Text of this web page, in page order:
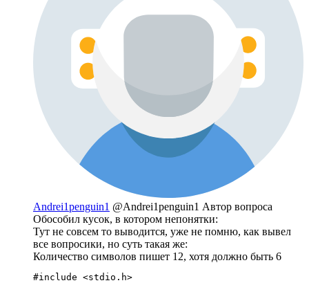
Andrei1penguin1 @Andrei1penguin1 Автор вопроса
Обособил кусок, в котором непонятки:
Тут не совсем то выводится, уже не помню, как вывел
все вопросики, но суть такая же:
Количество символов пишет 12, хотя должно быть 6
#include <stdio.h>